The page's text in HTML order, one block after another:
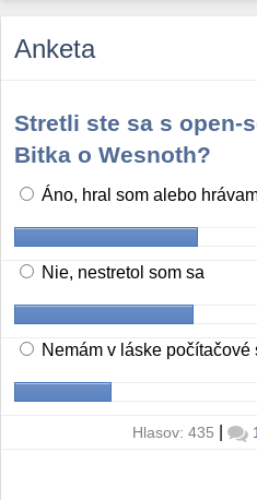
Anketa
Stretli ste sa s open-
Bitka o Wesnoth?
Áno, hral som alebo
Nie, nestretol som sa
Nemám v láske počítačové
Hlasov: 435 |